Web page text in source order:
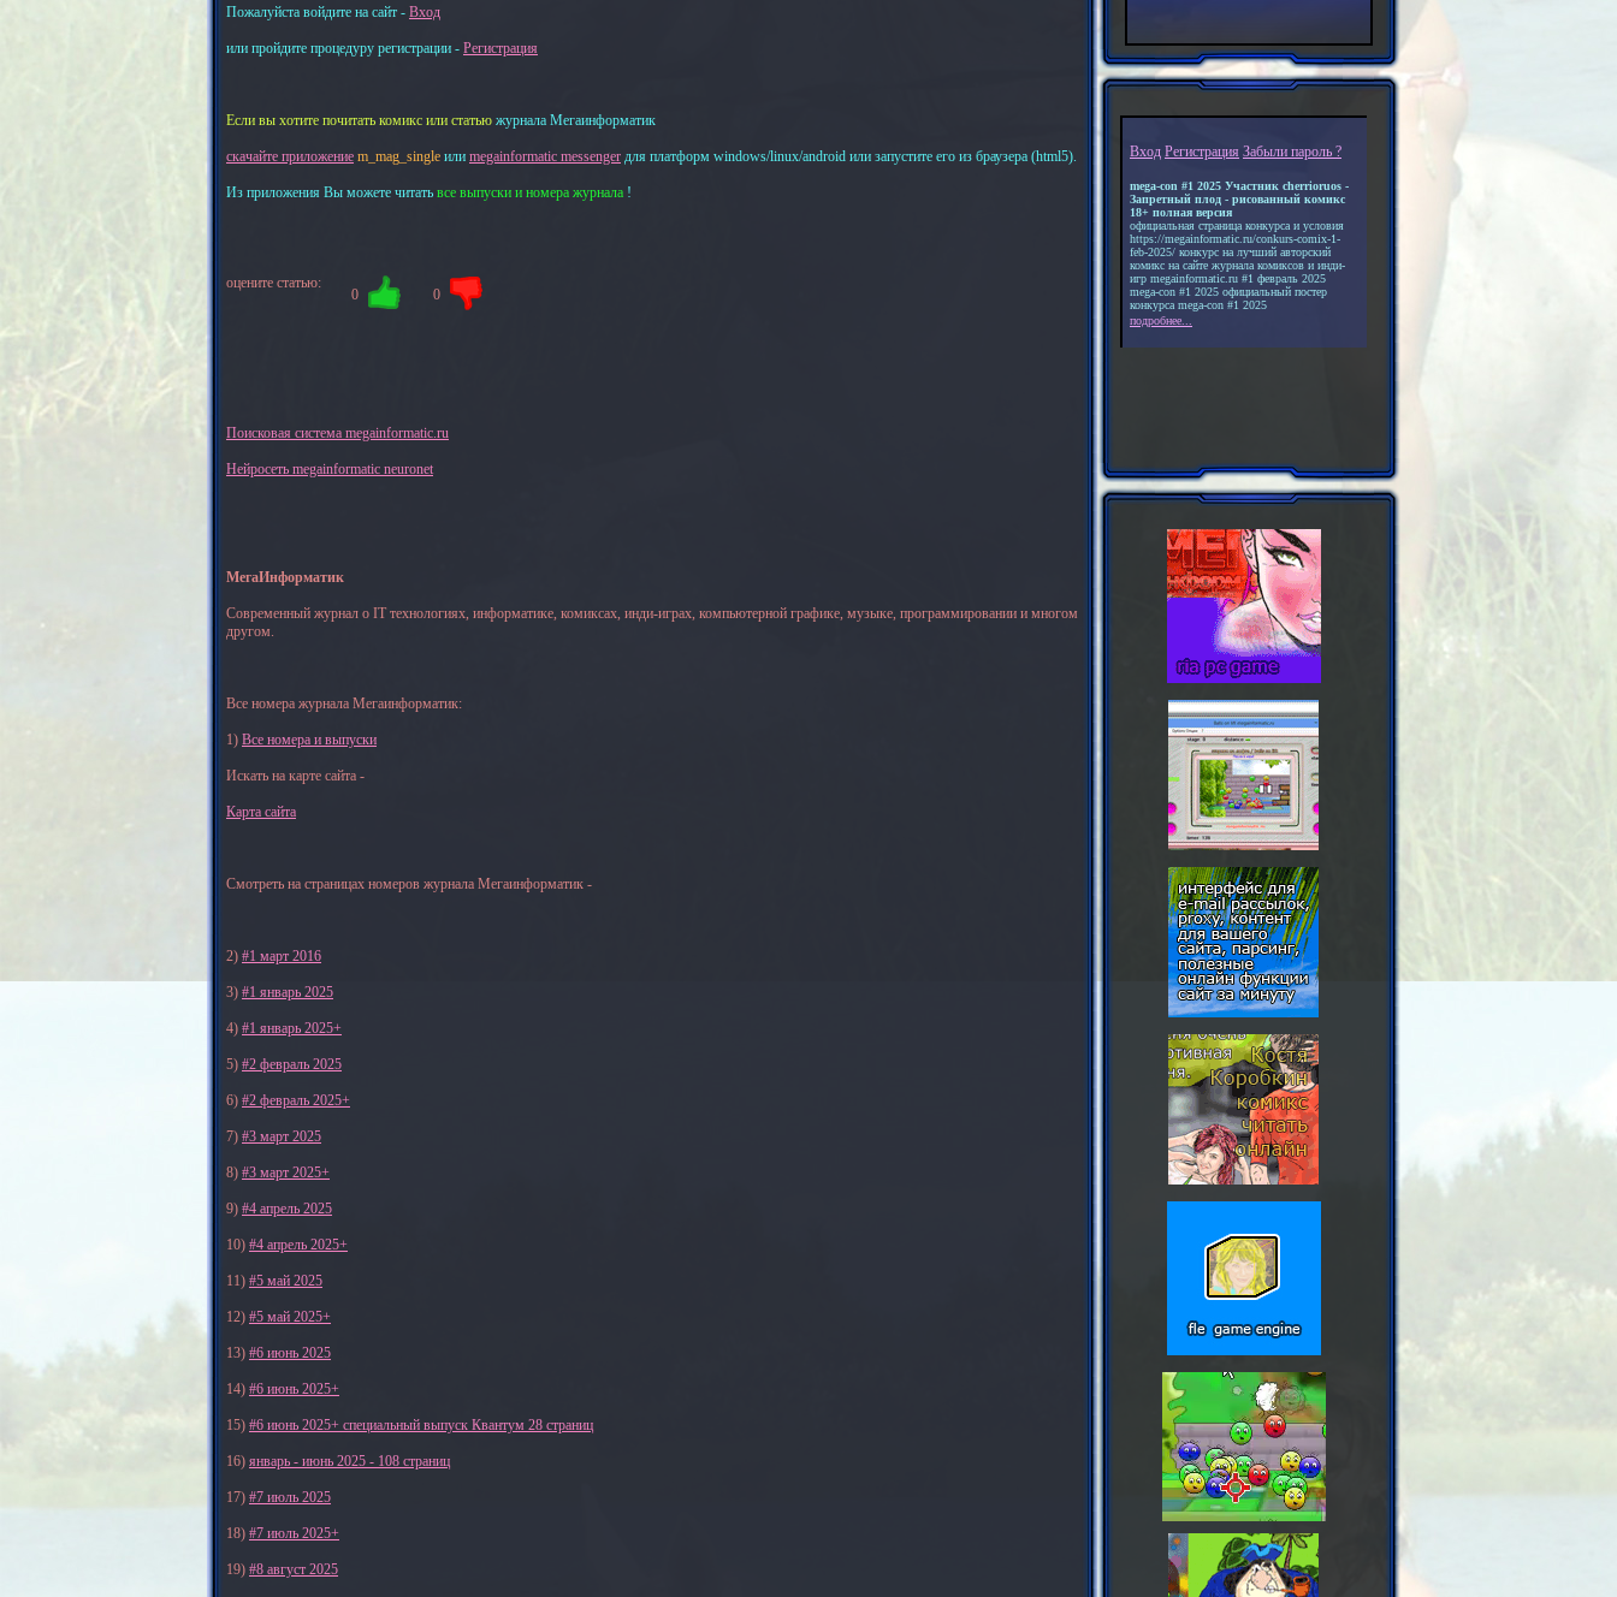
Пожалуйста войдите на сайт - Вход
или пройдите процедуру регистрации - Регистрация
Если вы хотите почитать комикс или статью журнала Мегаинформатик
скачайте приложение m_mag_single или megainformatic messenger для платформ windows/linux/android или запустите его из браузера (html5).
Из приложения Вы можете читать все выпуски и номера журнала !
оцените статью:
0 0
Поисковая система megainformatic.ru
Нейросеть megainformatic neuronet
МегаИнформатик
Современный журнал о IT технологиях, информатике, комиксах, инди-играх, компьютерной графике, музыке, программировании и многом
другом.
Все номера журнала Мегаинформатик:
1) Все номера и выпуски
Искать на карте сайта -
Карта сайта
Смотреть на страницах номеров журнала Мегаинформатик -
2) #1 март 2016
3) #1 январь 2025
4) #1 январь 2025+
5) #2 февраль 2025
6) #2 февраль 2025+
7) #3 март 2025
8) #3 март 2025+
9) #4 апрель 2025
10) #4 апрель 2025+
11) #5 май 2025
12) #5 май 2025+
13) #6 июнь 2025
14) #6 июнь 2025+
15) #6 июнь 2025+ специальный выпуск Квантум 28 страниц
16) январь - июнь 2025 - 108 страниц
17) #7 июль 2025
18) #7 июль 2025+
19) #8 август 2025
Вход Регистрация Забыли пароль ?
mega-con #1 2025 Участник cherrioruos -
Запретный плод - рисованный комикс
18+ полная версия
официальная страница конкурса и условия
https://megainformatic.ru/conkurs-comix-1-
feb-2025/ конкурс на лучший авторский
комикс на сайте журнала комиксов и инди-
игр megainformatic.ru #1 февраль 2025
mega-con #1 2025 официальный постер
конкурса mega-con #1 2025
подробнее...